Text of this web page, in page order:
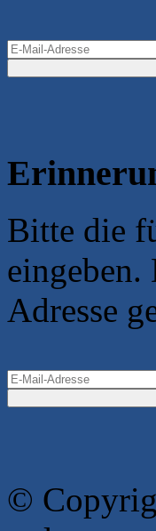
Bitte die
Adresse
©